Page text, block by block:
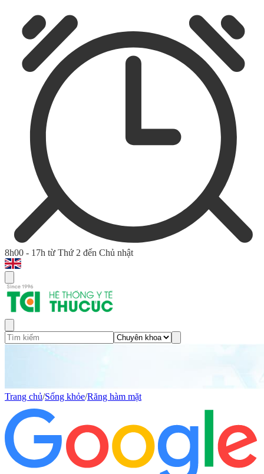
8h00 - 17h từ Thứ 2 đến Chủ nhật
Trang chủ/Sống khỏe/Răng hàm mặt